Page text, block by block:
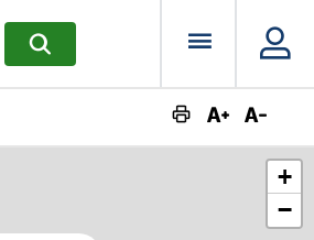
RECHERCHERMenu
+
−